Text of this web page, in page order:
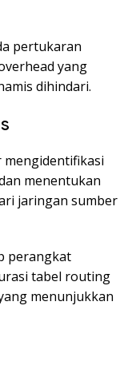
pertukaran
yang
dihindari.
menentukan
jaringan sumber
perangkat
tabel routing
menunjukkan